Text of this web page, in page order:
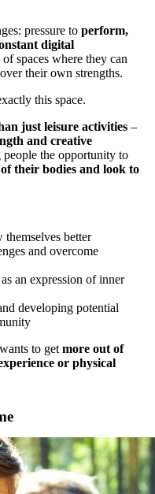
pressure to perform,
digital
spaces where they can
their own strengths.
this space.
just leisure activities –
and creative
the opportunity to
their bodies and look to
themselves better
and overcome
an expression of inner
developing potential
to get more out of
or physical